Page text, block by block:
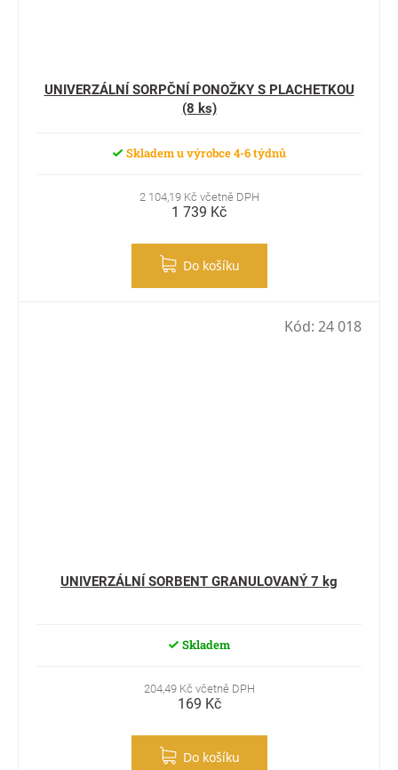
UNIVERZÁLNÍ SORPČNÍ PONOŽKY S PLACHETKOU
(8 ks)
Skladem u výrobce 4-6 týdnů
2 104,19 Kč včetně DPH
1 739 Kč
Do košíku
UNIVERZÁLNÍ SORBENT GRANULOVANÝ 7 kg
Skladem
204,49 Kč včetně DPH
169 Kč
Do košíku
Kód: 24 018